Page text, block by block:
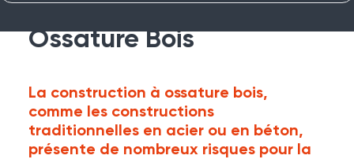
Pour La Construction À
Ossature Bois
La construction à ossature bois,
comme les constructions
traditionnelles en acier ou en béton,
présente de nombreux risques pour la